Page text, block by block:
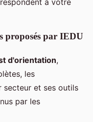
proposés par IEDU
d'orientation,
les
secteur et ses outils
par les